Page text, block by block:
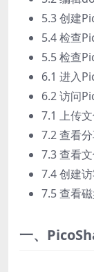
5.3 创建
5.4 检查
5.5 检查
6.1 进入
6.2 访问
7.1 上传
7.2 查看
7.3 查看
7.4 创建
7.5 查看
一、